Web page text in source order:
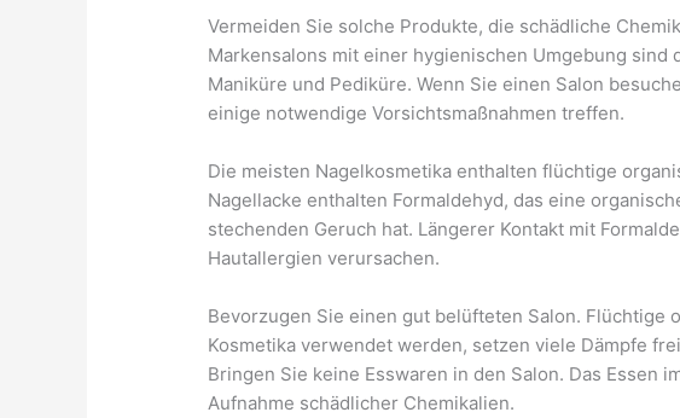
Vermeiden Sie solche Produkte, die schädliche
Markensalons mit einer hygienischen Umgebung sind
Maniküre und Pediküre. Wenn Sie einen Salon
einige notwendige Vorsichtsmaßnahmen treffen.
Die meisten Nagelkosmetika enthalten flüchtige
Nagellacke enthalten Formaldehyd, das eine
stechenden Geruch hat. Längerer Kontakt mit
Hautallergien verursachen.
Bevorzugen Sie einen gut belüfteten Salon. Flüchtige
Kosmetika verwendet werden, setzen viele Dämpfe
Bringen Sie keine Esswaren in den Salon. Das Essen
Aufnahme schädlicher Chemikalien.